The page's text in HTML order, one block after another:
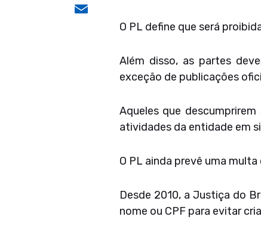
O PL define que será
Além disso, as partes
exceção de publicações
Aqueles que
atividades da entidade em
O PL ainda prevê uma
Desde 2010, a Justiça do
nome ou CPF para evitar